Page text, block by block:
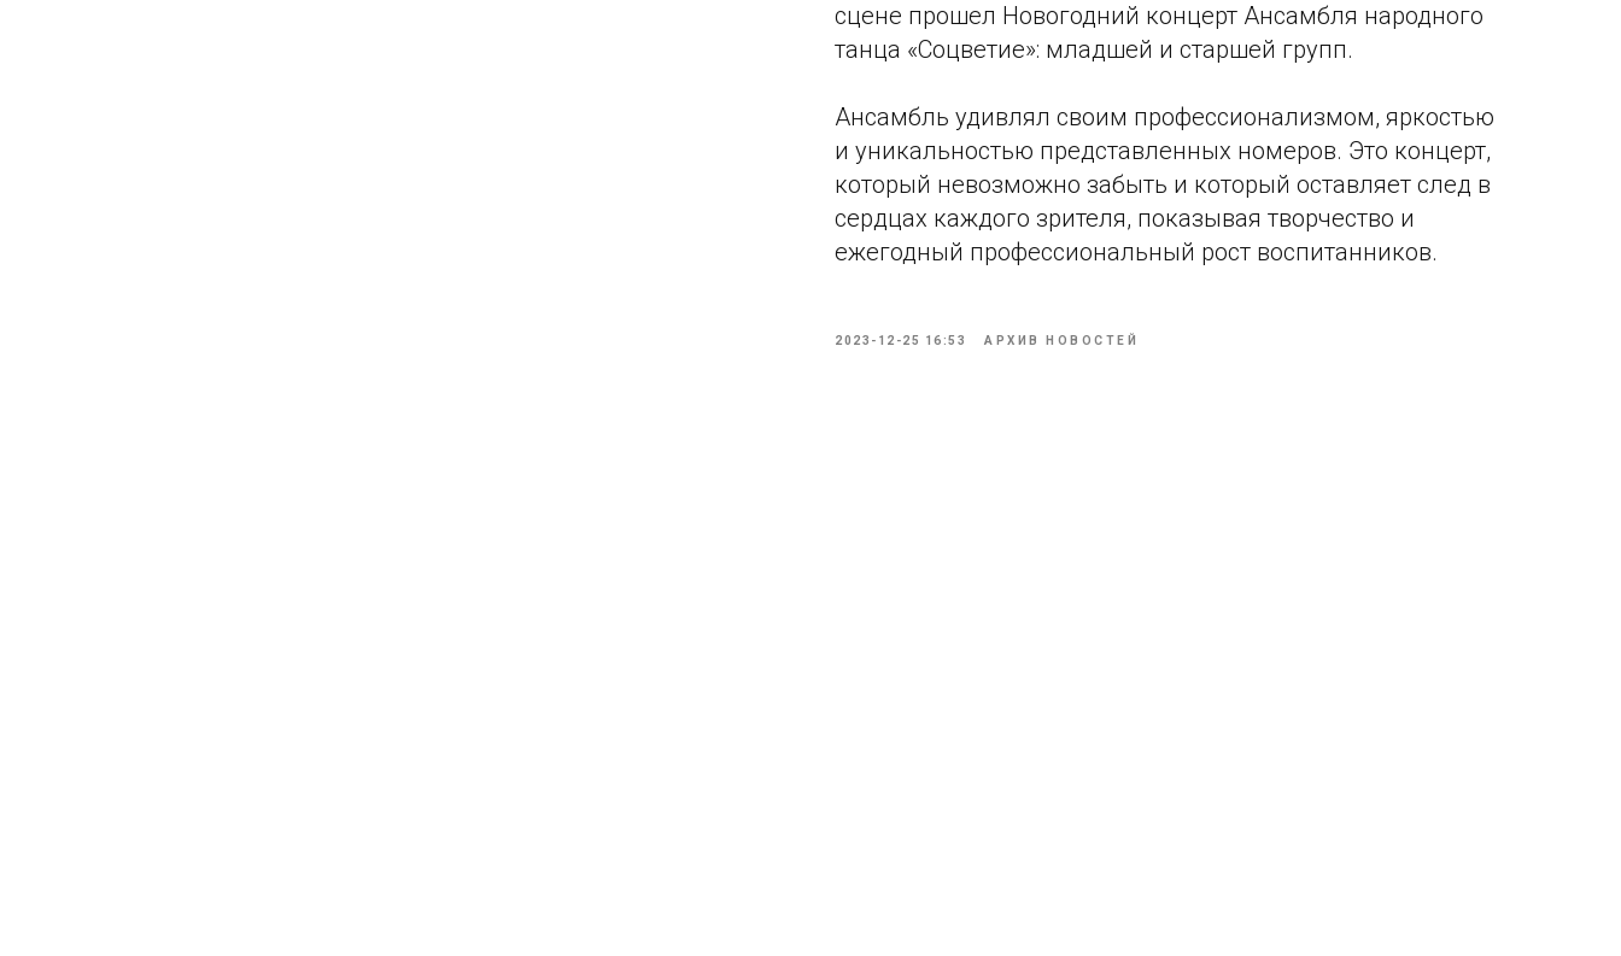
сцене прошел Новогодний концерт Ансамбля народного
танца «Соцветие»: младшей и старшей групп.
Ансамбль удивлял своим профессионализмом, яркостью
и уникальностью представленных номеров. Это концерт,
который невозможно забыть и который оставляет след в
сердцах каждого зрителя, показывая творчество и
ежегодный профессиональный рост воспитанников.
2023-12-25 16:53 АРХИВ НОВОСТЕЙ